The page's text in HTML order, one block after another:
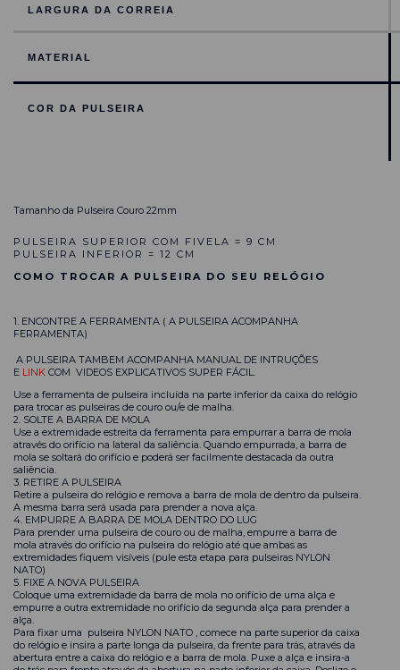
LARGURA DA CORREIA
MATERIAL
COR DA PULSEIRA
Tamanho da Pulseira Couro 22mm
PULSEIRA SUPERIOR COM FIVELA = 9 CM
PULSEIRA INFERIOR = 12 CM
COMO TROCAR A PULSEIRA DO SEU RELÓGIO
1. ENCONTRE A FERRAMENTA ( A PULSEIRA ACOMPANHA
FERRAMENTA)
A PULSEIRA TAMBEM ACOMPANHA MANUAL DE INTRUÇÕES
E LINK COM VIDEOS EXPLICATIVOS SUPER FÁCIL.
Use a ferramenta de pulseira incluída na parte inferior da caixa do relógio
para trocar as pulseiras de couro ou/e de malha.
2. SOLTE A BARRA DE MOLA
Use a extremidade estreita da ferramenta para empurrar a barra de mola
através do orifício na lateral da saliência. Quando empurrada, a barra de
mola se soltará do orifício e poderá ser facilmente destacada da outra
saliência.
3. RETIRE A PULSEIRA
Retire a pulseira do relógio e remova a barra de mola de dentro da pulseira.
A mesma barra será usada para prender a nova alça.
4. EMPURRE A BARRA DE MOLA DENTRO DO LUG
Para prender uma pulseira de couro ou de malha, empurre a barra de
mola através do orifício na pulseira do relógio até que ambas as
extremidades fiquem visíveis (pule esta etapa para pulseiras NYLON
NATO)
5. FIXE A NOVA PULSEIRA
Coloque uma extremidade da barra de mola no orifício de uma alça e
empurre a outra extremidade no orifício da segunda alça para prender a
alça.
Para fixar uma pulseira NYLON NATO , comece na parte superior da caixa
do relógio e insira a parte longa da pulseira, da frente para trás, através da
abertura entre a caixa do relógio e a barra de mola. Puxe a alça e insira-a